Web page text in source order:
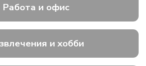
Работа и офис
и хобби